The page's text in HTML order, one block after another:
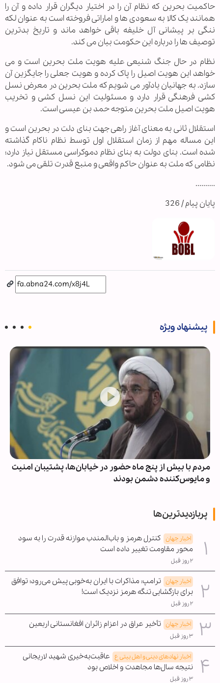
حاکمیت بحرین که نظام آن را در اختیار دیگران قرار داده و آن را
همانند یک کالا به سعودی ها و اماراتی فروخته است به عنوان لکه
ننگی بر پیشانی آل خلیفه باقی خواهد ماند و تاریخ بدترین
توصیف ها را درباره این حکومت بیان می کند.
نظام در حال جنگ شنیعی علیه هویت ملت بحرین است و می
خواهد این هویت اصیل را پاک کرده و هویت جعلی را جایگزین آن
سازد. به جهانیان یادآور می شویم که ملت بحرین در معرض نسل
کشی فرهنگی قرار دارد و مسئولیت این نسل کشی و تخریب
هویت اصیل ملت بحرین متوجه حمد بن عیسی است.
استقلال ثانی به معنای آغاز راهی جهت بنای دلت در بحرین است و
این مساله مهم از زمان استقلال اول توسط نظام ناکام گذاشته
شده است. بنای دولت به بنای نظام دموکراسی مستقل نیاز دارد؛
نظامی که ملت به عنوان حاکم واقعی و منبع قدرت تلقی می شود.
..........
پایان پیام / 326
پیشنهاد ویژه
مردم با بیش از پنج ماه حضور در خیابان‌ها، پشتیبان امنیت
و مایوس‌کننده دشمن بودند
پربازدیدترین‌ها
اخبار جهان کنترل هرمز و باب‌المندب موازنه قدرت را به سود
محور مقاومت تغییر داده است
۲ روز قبل
اخبار جهان ترامپ: مذاکرات با ایران به‌خوبی پیش می‌رود؛ توافق
برای بازگشایی تنگه هرمز نزدیک است!
۲ روز قبل
اخبار جهان تأخیر عراق در اعزام زائران افغانستانی اربعین
۳ روز قبل
اخبار نهادهای دینی و اهل بیتی ع عاقبت‌به‌خیری شهید لاریجانی
نتیجه سال‌ها مجاهدت و اخلاص بود
۳ روز قبل